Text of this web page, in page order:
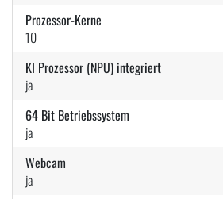
Prozessor-Kerne
10
KI Prozessor (NPU) integriert
ja
64 Bit Betriebssystem
ja
Webcam
ja